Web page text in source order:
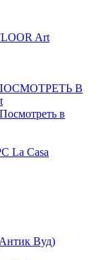
Art
В
Посмотреть в
La Casa
Вуд)